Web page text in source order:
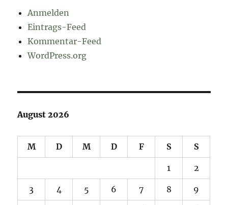
Anmelden
Eintrags-Feed
Kommentar-Feed
WordPress.org
August 2026
M D M D F S S
1 2
3 4 5 6 7 8 9